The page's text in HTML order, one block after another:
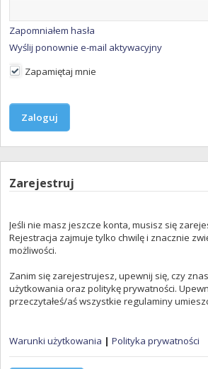
Zapomniałem hasła
Wyślij ponownie e-mail aktywacyjny
Zapamiętaj mnie
Zarejestruj
Jeśli nie masz jeszcze konta, musisz się
Rejestracja zajmuje tylko chwilę i znacznie
możliwości.
Zanim się zarejestrujesz, upewnij się, czy
użytkowania oraz politykę prywatności.
przeczytałeś/aś wszystkie regulaminy
Warunki użytkowania | Polityka prywatności